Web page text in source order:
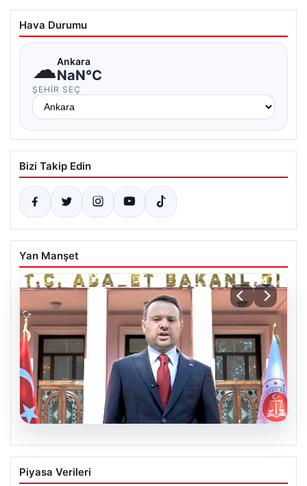
Hava Durumu
☁Ankara
NaN°C
ŞEHIR SEÇ
Bizi Takip Edin
Yan Manşet
06.08.2026
Bakan Gürlek’ten Çerçeve Yasa
Açıklaması: “Tüm İşlemler Hukuk
Piyasa Verileri